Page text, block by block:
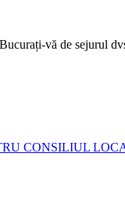
vă de sejurul
CONSILIUL